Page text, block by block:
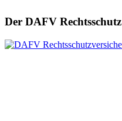
Der DAFV Rechtsschutz